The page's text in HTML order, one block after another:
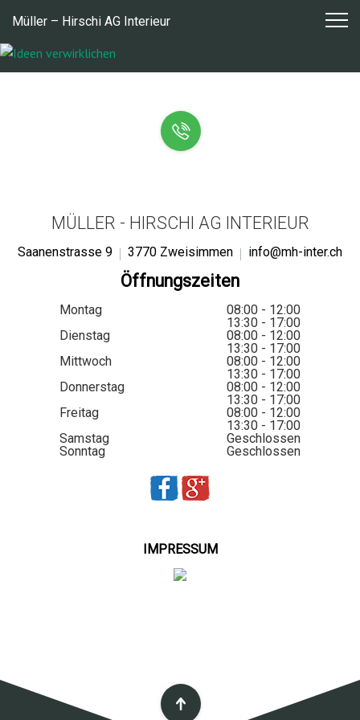
Inhalt
springen
Müller – Hirschi AG Interieur
MÜLLER - HIRSCHI AG INTERIEUR
Saanenstrasse 9 3770 Zweisimmen info@mh-inter.ch
Öffnungszeiten
Montag
08:00 - 12:00
13:30 - 17:00
Dienstag
08:00 - 12:00
13:30 - 17:00
Mittwoch
08:00 - 12:00
13:30 - 17:00
Donnerstag
08:00 - 12:00
13:30 - 17:00
Freitag
08:00 - 12:00
13:30 - 17:00
Samstag
Geschlossen
Sonntag
Geschlossen
IMPRESSUM